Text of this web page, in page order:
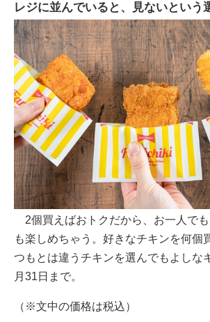
レジに並んでいると、見ないという
2個買えばおトクだから、お一人で
も楽しめちゃう。好きなチキンを何個
つもとは違うチキンを選んでもよしな
月31日まで。
（※文中の価格は税込）